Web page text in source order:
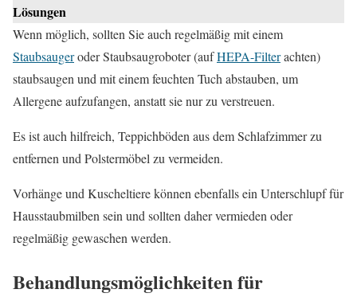
Lösungen
Wenn möglich, sollten Sie auch regelmäßig mit einem
Staubsaugeroder Staubsaugroboter (aufHEPA-Filterachten)
staubsaugen und mit einem feuchten Tuch abstauben, um
Allergene aufzufangen, anstatt sie nur zu verstreuen.
Es ist auch hilfreich, Teppichböden aus dem Schlafzimmer zu
entfernen und Polstermöbel zu vermeiden.
Vorhänge und Kuscheltiere können ebenfalls ein Unterschlupf für
Hausstaubmilben sein und sollten daher vermieden oder
regelmäßig gewaschen werden.
Behandlungsmöglichkeiten für